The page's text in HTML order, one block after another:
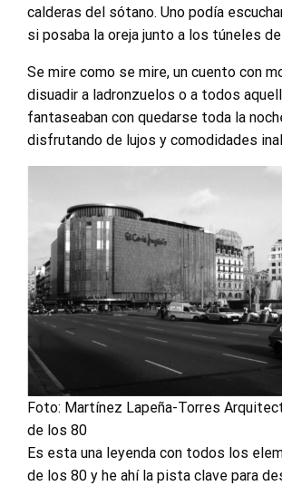
calderas del sótano. Uno podía
si posaba la oreja junto a los túneles
Se mire como se mire, un cuento con
disuadir a ladronzuelos o a todos
fantaseaban con quedarse toda la
disfrutando de lujos y comodidades
Foto: Martínez Lapeña-Torres
de los 80
Es esta una leyenda con todos los
de los 80 y he ahí la pista clave para